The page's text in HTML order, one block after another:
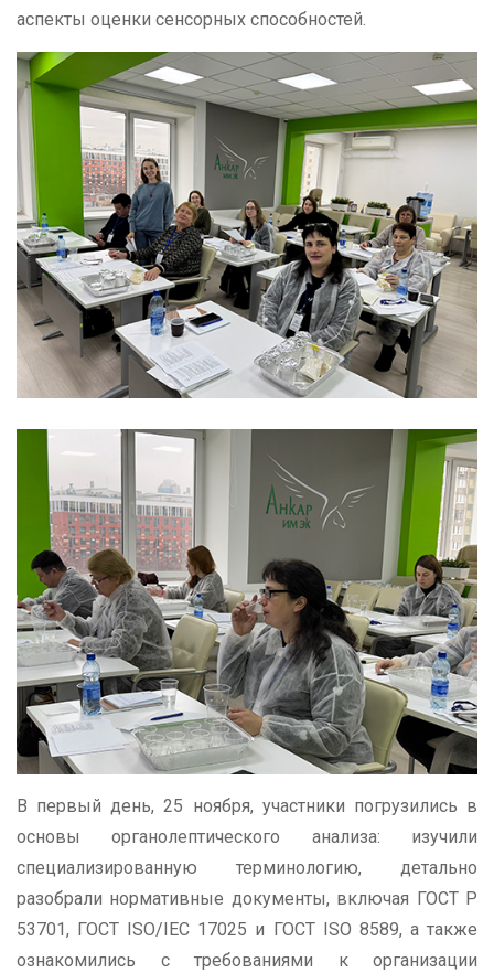
аспекты оценки сенсорных способностей.
В первый день, 25 ноября, участники погрузились в
основы органолептического анализа: изучили
специализированную терминологию, детально
разобрали нормативные документы, включая ГОСТ Р
53701, ГОСТ ISO/IEC 17025 и ГОСТ ISO 8589, а также
ознакомились с требованиями к организации